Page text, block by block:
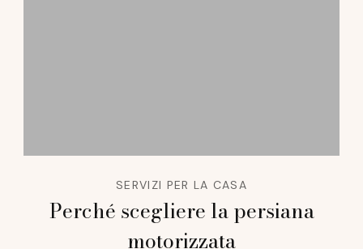
SERVIZI PER LA CASA
Perché scegliere la persiana
motorizzata